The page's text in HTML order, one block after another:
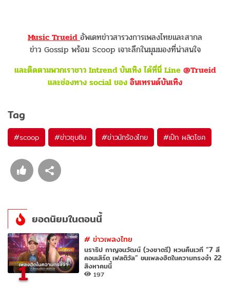
Music Trueid อัพเดทข่าวสารวงการเพลงไทยและสากล
ข่าว Gossip พร้อม Scoop เจาะลึกในมุมมองที่น่าสนใจ
และติดตามพวกเราชาว Intrend บันเทิง ได้ที่นี่ Line @Trueid
และช่องทาง social ของ อินเทรนด์บันเทิง
Tag
#scoop #ข่าวซุบซิบ #ข่าวนักร้องไทย #เป๊ก ผลิตโชค
ยอดนิยมในตอนนี้
1
#ข่าวเพลงไทย
นราธิป กาญจนวัฒน์ (วงชาตรี) หวนคืนเวที “7 สี
คอนเสิร์ต เฟสติวัล” ขนเพลงฮิตในความทรงจำ 22
สิงหาคมนี้
197